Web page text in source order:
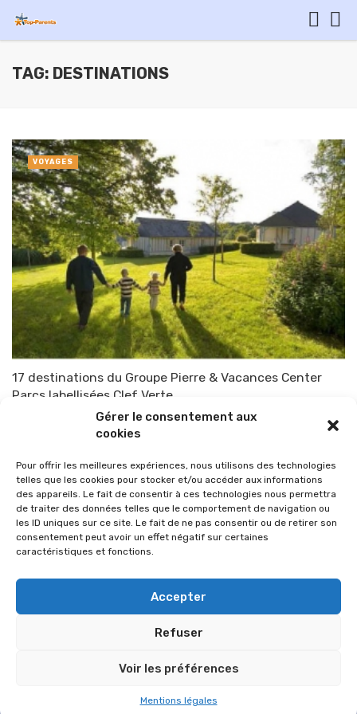
Gérer le consentement aux
cookies
Pour offrir les meilleures expériences, nous utilisons des technologies
telles que les cookies pour stocker et/ou accéder aux informations
des appareils. Le fait de consentir à ces technologies nous permettra
de traiter des données telles que le comportement de navigation ou
les ID uniques sur ce site. Le fait de ne pas consentir ou de retirer son
consentement peut avoir un effet négatif sur certaines
caractéristiques et fonctions.
Accepter
Refuser
Voir les préférences
Mentions légales
TAG: DESTINATIONS
17 destinations du Groupe Pierre & Vacances Center
Parcs labellisées Clef Verte
TOP-PARENTS 28 février 2011
VOYAGES